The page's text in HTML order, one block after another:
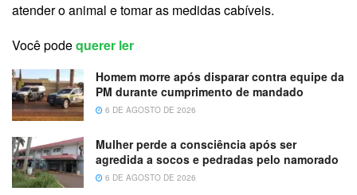
atender o animal e tomar as medidas cabíveis.
Você podequerer ler
Homem morre após disparar contra equipe da
PM durante cumprimento de mandado
6 DE AGOSTO DE 2026
Mulher perde a consciência após ser
agredida a socos e pedradas pelo namorado
6 DE AGOSTO DE 2026